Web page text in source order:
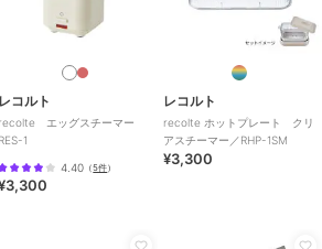
お弁当・キッチン用品
その他
キッチン用品
リームホワイト、ナチュラルブ
ック、モカブラウン
レコルト
recolte エッグスチーマー
RES-1
4.40 （5件）
レコルト
recolte ホットプレート クリ
アスチーマー／RHP-1SM
¥3,300